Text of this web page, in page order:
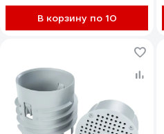
В корзину по 10